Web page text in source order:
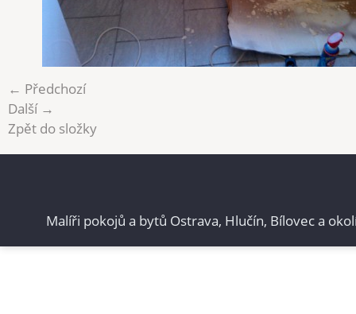
← Předchozí
Další →
Zpět do složky
Malíři pokojů a bytů Ostrava, Hlučín, Bílovec a